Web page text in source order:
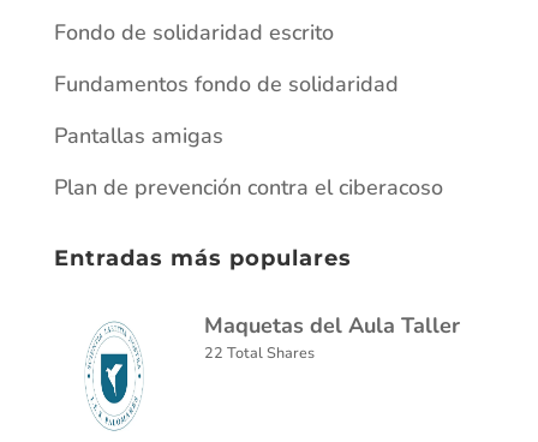
Fondo de solidaridad escrito
Fundamentos fondo de solidaridad
Pantallas amigas
Plan de prevención contra el ciberacoso
Entradas más populares
Maquetas del Aula Taller
22 Total Shares